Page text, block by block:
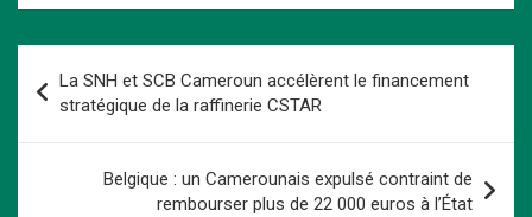
ce
b
o
o
st
o
d
o
n
ail er
t
at
A
p
p
ke
n
py
Li
n
k
ta
er
de
l’article
La SNH et SCB Cameroun accélèrent le financement
stratégique de la raffinerie CSTAR
Belgique : un Camerounais expulsé contraint de
rembourser plus de 22 000 euros à l’État